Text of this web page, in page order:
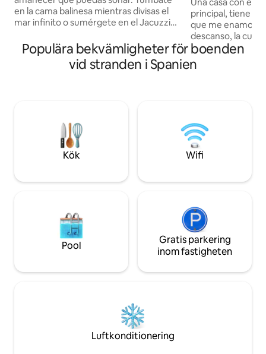
en la cama balinesa mientras divisas el
mar infinito o sumérgete en el Jacuzzi
de cava. El Savanna Beach está pensado
para pasar unas vacaciones relajantes en
un lugar mágico y con encanto. El
iluminación por la noche es muy
acogedora y romántica y las vistas son
increíbles. Las cristaleras del salón se
deslizan una sobre la otra y el balcón
la zona de la terraza hay una gran cama
una zona de asientos para poder
relajarte leyendo un libro o tomando un
cóctel. El apartamento dispone de dos
habitaciones con vistas al mar. Una de
creando así un espacio amplio y
disponen de estores opacos
automáticos para así crear privacidad
entre una zona y otra a la hora de
dormir. Las dos camas de las
principal, tiene
que me
descanso, la
para mi bienestar
pido lo mismo a
cuiden con amor y
pido reponer en
Gracias
Populära bekvämligheter för boenden
vid stranden i Spanien
Kök Wifi
Pool
Gratis parkering
inom fastigheten
Luftkonditionering